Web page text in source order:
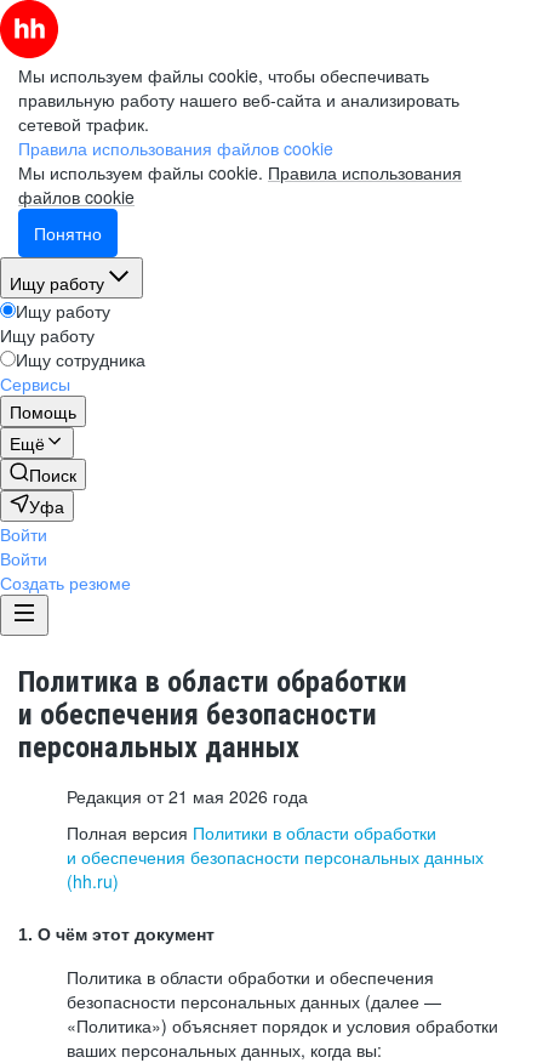
Мы используем файлы cookie, чтобы обеспечивать
правильную работу нашего веб-сайта и анализировать
сетевой трафик.
Правила использования файлов cookie
Мы используем файлы cookie. Правила использования
файлов cookie
Понятно
Ищу работу
Ищу работу
Ищу работу
Ищу сотрудника
Сервисы
Помощь
Ещё
Поиск
Уфа
Войти
Войти
Создать резюме
Политика в области обработки
и обеспечения безопасности
персональных данных
Редакция от 21 мая 2026 года
Полная версия Политики в области обработки
и обеспечения безопасности персональных данных
(hh.ru)
1. О чём этот документ
Политика в области обработки и обеспечения
безопасности персональных данных (далее —
«Политика») объясняет порядок и условия обработки
ваших персональных данных, когда вы: